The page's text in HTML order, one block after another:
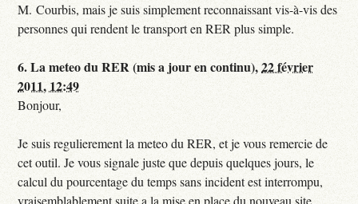
M. Courbis, mais je suis simplement reconnaissant vis-à-vis des
personnes qui rendent le transport en RER plus simple.
6.La meteo du RER (mis a jour en continu),22 février
2011, 12:49
Bonjour,
Je suis regulierement la meteo du RER, et je vous remercie de
cet outil. Je vous signale juste que depuis quelques jours, le
calcul du pourcentage du temps sans incident est interrompu,
vraisemblablement suite a la mise en place du nouveau site